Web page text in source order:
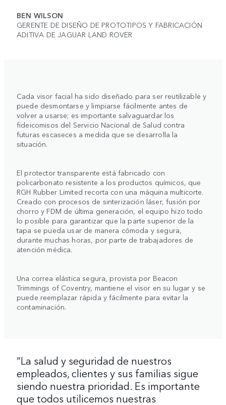
BEN WILSON
GERENTE DE DISEÑO DE PROTOTIPOS Y FABRICACIÓN
ADITIVA DE JAGUAR LAND ROVER
Cada visor facial ha sido diseñado para ser reutilizable y
puede desmontarse y limpiarse fácilmente antes de
volver a usarse; es importante salvaguardar los
fideicomisos del Servicio Nacional de Salud contra
futuras escaseces a medida que se desarrolla la
situación.
El protector transparente está fabricado con
policarbonato resistente a los productos químicos, que
RGH Rubber Limited recorta con una máquina multicorte.
Creado con procesos de sinterización láser, fusión por
chorro y FDM de última generación, el equipo hizo todo
lo posible para garantizar que la parte superior de la
tapa se pueda usar de manera cómoda y segura,
durante muchas horas, por parte de trabajadores de
atención médica.
Una correa elástica segura, provista por Beacon
Trimmings of Coventry, mantiene el visor en su lugar y se
puede reemplazar rápida y fácilmente para evitar la
contaminación.
“La salud y seguridad de nuestros
empleados, clientes y sus familias sigue
siendo nuestra prioridad. Es importante
que todos utilicemos nuestras